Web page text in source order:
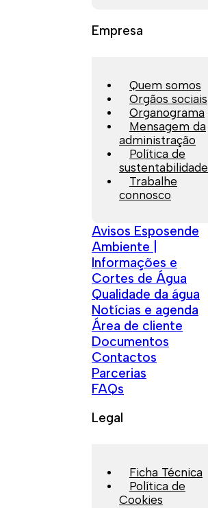
Empresa
Quem somos
Orgãos sociais
Organograma
Mensagem da
administração
Política de
sustentabilidade
Trabalhe
connosco
Avisos Esposende
Ambiente |
Informações e
Cortes de Água
Qualidade da água
Notícias e agenda
Área de cliente
Documentos
Contactos
Parcerias
FAQs
Legal
Ficha Técnica
Política de
Cookies